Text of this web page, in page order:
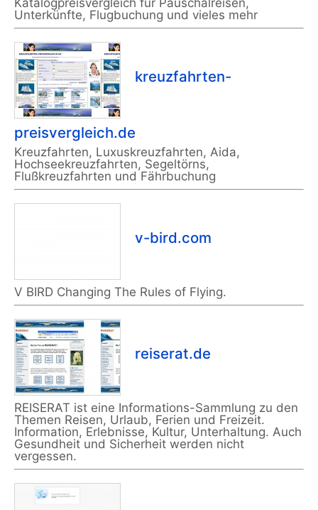
Katalogpreisvergleich für Pauschalreisen,
Unterkünfte, Flugbuchung und vieles mehr
kreuzfahrten-
preisvergleich.de
Kreuzfahrten, Luxuskreuzfahrten, Aida,
Hochseekreuzfahrten, Segeltörns,
Flußkreuzfahrten und Fährbuchung
v-bird.com
V BIRD Changing The Rules of Flying.
reiserat.de
REISERAT ist eine Informations-Sammlung zu den
Themen Reisen, Urlaub, Ferien und Freizeit.
Information, Erlebnisse, Kultur, Unterhaltung. Auch
Gesundheit und Sicherheit werden nicht
vergessen.